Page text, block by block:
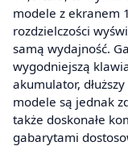
modele z ekranem
rozdzielczości
samą wydajność.
wygodniejszą
akumulator,
modele są jednak
także doskonałe
gabarytami